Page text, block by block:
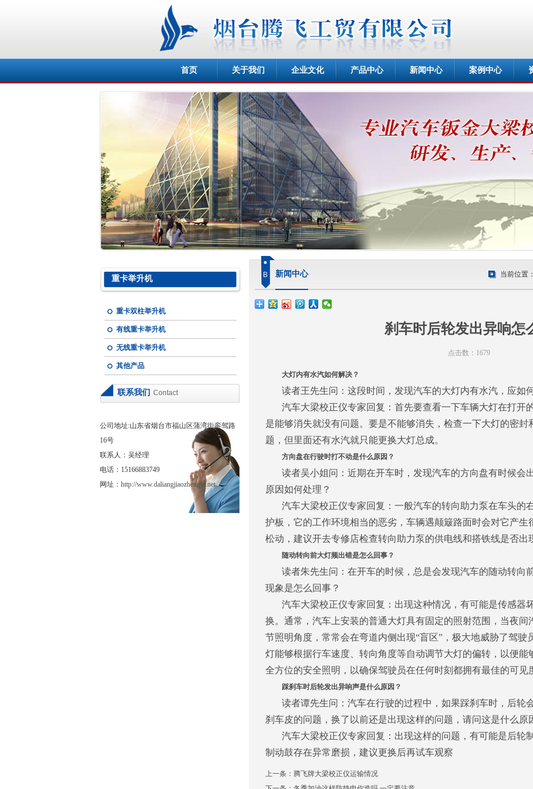
首页 关于我们 企业文化 产品中心 新闻中心 案例中心
重卡举升机
重卡双柱举升机
有线重卡举升机
无线重卡举升机
其他产品
联系我们 Contact
公司地址:山东省烟台市福山区蒲湾街銮驾路
16号
联系人：吴经理
电话：15166883749
网址： http://www.daliangjiaozhengyi.net
B 新闻中心 当前位置：
刹车时后轮发出异响怎
点击数：1679
大灯内有水汽如何解决？
读者王先生问：这段时间，发现汽车的大灯内有水汽，应如
汽车大梁校正仪专家回复 ：首先要查看一下车辆大灯在打开
是能够消失就没有问题。要是不能够消失，检查一下大灯的密封
题，但里面还有水汽就只能更换大灯总成。
方向盘在行驶时打不动是什么原因？
读者吴小姐问：近期在开车时，发现汽车的方向盘有时候会
原因如何处理？
汽车大梁校正仪专家回复 ：一般汽车的转向助力泵在车头的
护板，它的工作环境相当的恶劣，车辆遇颠簸路面时会对它产生
松动，建议开去专修店检查转向助力泵的供电线和搭铁线是否出
随动转向前大灯频出错是怎么回事？
读者朱先生问：在开车的时候，总是会发现汽车的随动转向
现象是怎么回事？
汽车大梁校正仪专家回复 ：出现这种情况，有可能是传感器
换。通常，汽车上安装的普通大灯具有固定的照射范围，当夜间
节照明角度，常常会在弯道内侧出现“盲区”，极大地威胁了驾驶
灯能够根据行车速度、转向角度等自动调节大灯的偏转，以便能
全方位的安全照明，以确保驾驶员在任何时刻都拥有最佳的可见
踩刹车时后轮发出异响声是什么原因？
读者谭先生问：汽车在行驶的过程中，如果踩刹车时，后轮
刹车皮的问题，换了以前还是出现这样的问题，请问这是什么原
汽车大梁校正仪专家回复 ：出现这样的问题，有可能是后轮
制动鼓存在异常磨损，建议更换后再试车观察
上一条： 腾飞牌大梁校正仪运输情况